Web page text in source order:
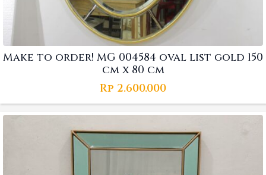
Make to order! MG 004584 oval list gold 150
cm x 80 cm
Rp 2.600.000